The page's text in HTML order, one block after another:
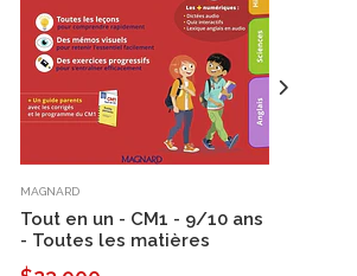
MAGNARD
Tout en un - CM1 - 9/10 ans
- Toutes les matières